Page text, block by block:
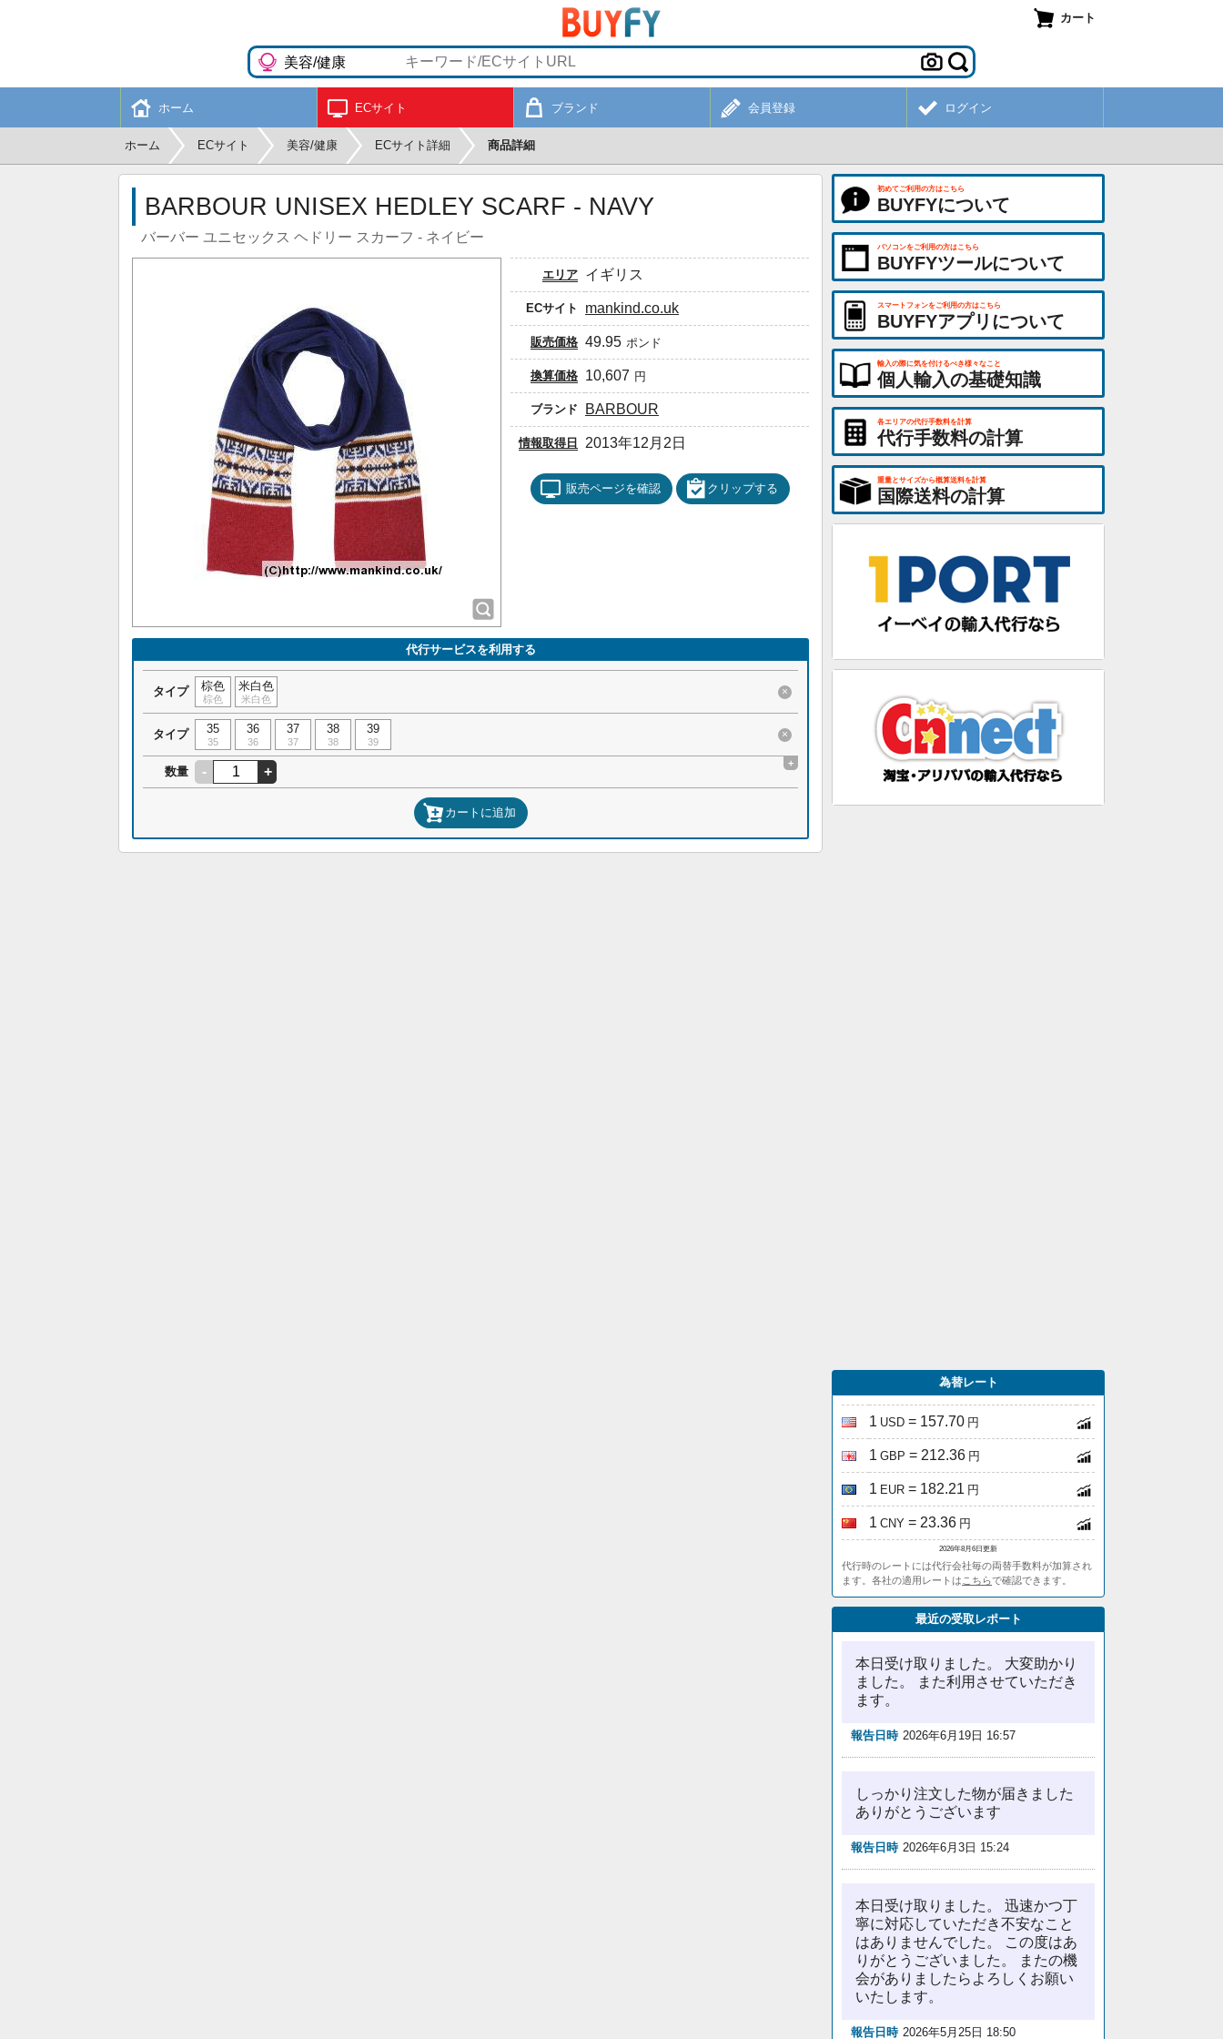
カート
ホーム ECサイト ブランド 会員登録 ログイン
ホーム ECサイト 美容/健康 ECサイト詳細 商品詳細
BARBOUR UNISEX HEDLEY SCARF - NAVY
バーバー ユニセックス ヘドリー スカーフ - ネイビー
エリア イギリス
ECサイト mankind.co.uk
販売価格 49.95 ポンド
換算価格 10,607 円
ブランド BARBOUR
情報取得日 2013年12月2日
販売ページを確認 クリップする
代行サービスを利用する
タイプ 棕色
棕色
米白色
米白色
×
タイプ 35
35
36
36
37
37
38
38
39
39
×
数量 - +
+
カートに追加
初めてご利用の方はこちら
BUYFYについて
パソコンをご利用の方はこちら
BUYFYツールについて
スマートフォンをご利用の方はこちら
BUYFYアプリについて
輸入の際に気を付けるべき様々なこと
個人輸入の基礎知識
各エリアの代行手数料を計算
代行手数料の計算
重量とサイズから概算送料を計算
国際送料の計算
為替レート
1 USD = 157.70 円
1 GBP = 212.36 円
1 EUR = 182.21 円
1 CNY = 23.36 円
2026年8月6日更新
代行時のレートには代行会社毎の両替手数料が加算され
ます。各社の適用レートは こちらで確認できます。
最近の受取レポート
本日受け取りました。 大変助かり
ました。 また利用させていただき
ます。
報告日時 2026年6月19日 16:57
しっかり注文した物が届きました
ありがとうございます
報告日時 2026年6月3日 15:24
本日受け取りました。 迅速かつ丁
寧に対応していただき不安なこと
はありませんでした。 この度はあ
りがとうございました。 またの機
会がありましたらよろしくお願い
いたします。
報告日時 2026年5月25日 18:50